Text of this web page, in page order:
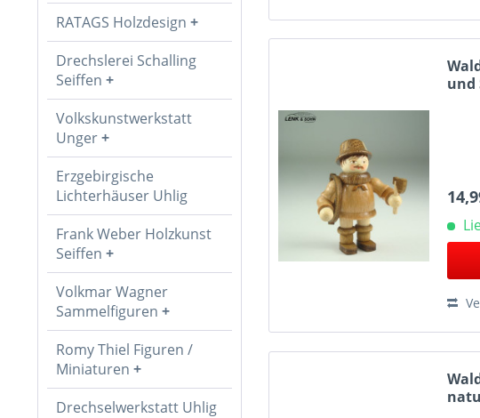
RATAGS Holzdesign
Drechslerei Schalling
Seiffen
Volkskunstwerkstatt
Unger
Erzgebirgische
Lichterhäuser Uhlig
Frank Weber Holzkunst
Seiffen
Volkmar Wagner
Sammelfiguren
Romy Thiel Figuren /
Miniaturen
Drechselwerkstatt Uhlig
und